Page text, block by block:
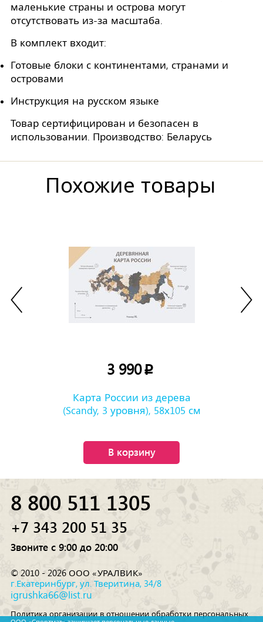
маленькие страны и острова могут
отсутствовать из-за масштаба.
В комплект входит:
Готовые блоки с континентами, странами и
островами
Инструкция на русском языке
Товар сертифицирован и безопасен в
использовании. Производство: Беларусь
Похожие товары
3 990p
Карта России из дерева
(Scandy, 3 уровня), 58х105 см
В корзину
8 800 511 1305
+7 343 200 51 35
Звоните с 9:00 до 20:00
© 2010 - 2026 ООО «УРАЛВИК»
г.Екатеринбург, ул. Тверитина, 34/8
igrushka66@list.ru
Политика организации в отношении обработки персональных